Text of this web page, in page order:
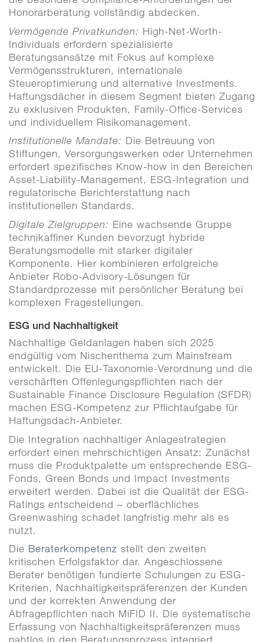
Honorarberatung vollständig abdecken.
Vermögende Privatkunden: High-Net-Worth-
Individuals erfordern spezialisierte
Beratungsansätze mit Fokus auf komplexe
Vermögensstrukturen, internationale
Steueroptimierung und alternative Investments.
Haftungsdächer in diesem Segment bieten Zugang
zu exklusiven Produkten, Family-Office-Services
und individuellem Risikomanagement.
Institutionelle Mandate: Die Betreuung von
Stiftungen, Versorgungswerken oder Unternehmen
erfordert spezifisches Know-how in den Bereichen
Asset-Liability-Management, ESG-Integration und
regulatorische Berichterstattung nach
institutionellen Standards.
Digitale Zielgruppen: Eine wachsende Gruppe
technikaffiner Kunden bevorzugt hybride
Beratungsmodelle mit starker digitaler
Komponente. Hier kombinieren erfolgreiche
Anbieter Robo-Advisory-Lösungen für
Standardprozesse mit persönlicher Beratung bei
komplexen Fragestellungen.
ESG und Nachhaltigkeit
Nachhaltige Geldanlagen haben sich 2025
endgültig vom Nischenthema zum Mainstream
entwickelt. Die EU-Taxonomie-Verordnung und die
verschärften Offenlegungspflichten nach der
Sustainable Finance Disclosure Regulation (SFDR)
machen ESG-Kompetenz zur Pflichtaufgabe für
Haftungsdach-Anbieter.
Die Integration nachhaltiger Anlagestrategien
erfordert einen mehrschichtigen Ansatz: Zunächst
muss die Produktpalette um entsprechende ESG-
Fonds, Green Bonds und Impact Investments
erweitert werden. Dabei ist die Qualität der ESG-
Ratings entscheidend – oberflächliches
Greenwashing schadet langfristig mehr als es
nutzt.
Die Beraterkompetenz stellt den zweiten
kritischen Erfolgsfaktor dar. Angeschlossene
Berater benötigen fundierte Schulungen zu ESG-
Kriterien, Nachhaltigkeitspräferenzen der Kunden
und der korrekten Anwendung der
Abfragepflichten nach MiFID II. Die systematische
Erfassung von Nachhaltigkeitspräferenzen muss
nahtlos in den Beratungsprozess integriert